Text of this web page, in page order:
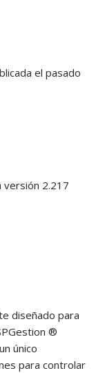
el pasado
versión 2.217
diseñado para
®
único
para controlar